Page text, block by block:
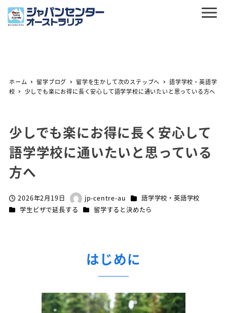
ホーム 留学ブログ 留学を生かして次のステップへ
語学学校・英語学
校
少しでも楽にお得に長く安心して語学学校に通いたいと思っている方へ
少しでも楽にお得に長く安心して
語学学校に通いたいと思っている
方へ
投稿日2026年2月19日
著
者
jp-centre-au カテゴリー
語学学校・英語学校
カテゴリー
学生ビザで延長する カテゴリー
留学すると決めたら
はじめに